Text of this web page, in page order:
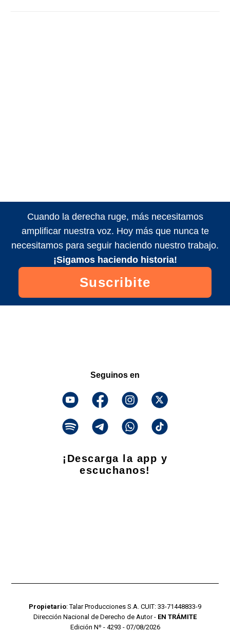
Cuando la derecha ruge, más necesitamos
amplificar nuestra voz. Hoy más que nunca te
necesitamos para seguir haciendo nuestro trabajo.
¡Sigamos haciendo historia!
Suscribite
Seguinos en
¡Descarga la app y
escuchanos!
Propietario: Talar Producciones S.A. CUIT: 33-71448833-9
Dirección Nacional de Derecho de Autor - EN TRÁMITE
Edición Nº - 4293 - 07/08/2026